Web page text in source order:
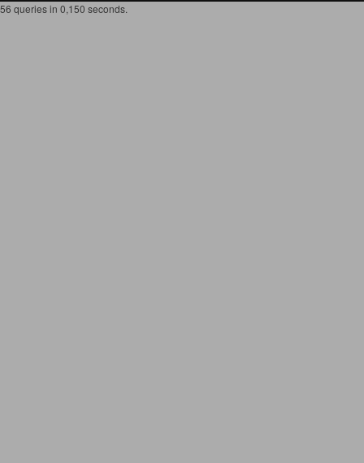
56 queries in 0,150 seconds.